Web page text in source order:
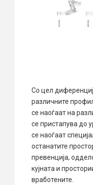
Со цел
различните
се наоѓаат на
се пристапува до
се наоѓаат
останатите
превенција,
кујната и
вработените.